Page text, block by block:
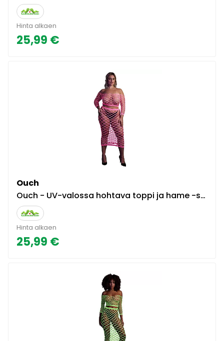
Hinta alkaen
25,99 €
Ouch
Ouch - UV-valossa hohtava toppi ja hame -setti
Hinta alkaen
25,99 €